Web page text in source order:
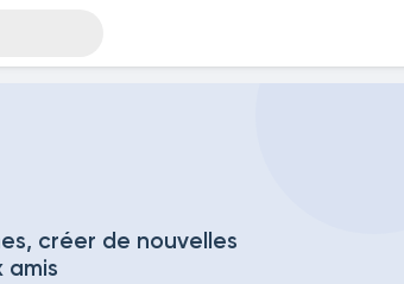
créer de nouvelles
amis